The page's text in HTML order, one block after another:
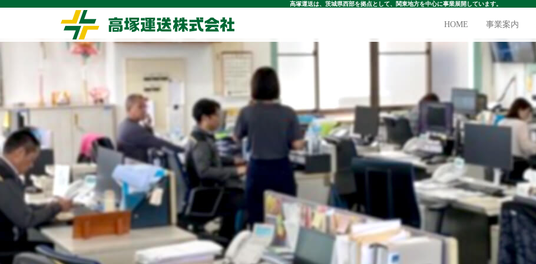
高塚運送は、茨城県西部を拠点として、関東地方を中心に事業展開しています。
HOME 事業案内